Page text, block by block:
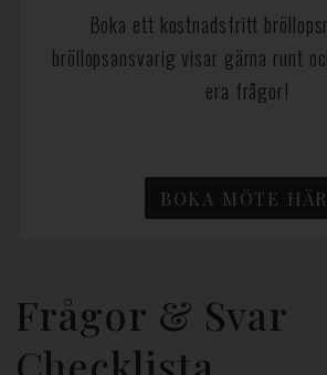
Boka ett kostnadsfritt
bröllopsansvarig visar gärna runt
era frågor!
BOKA MÖTE
Frågor & Svar